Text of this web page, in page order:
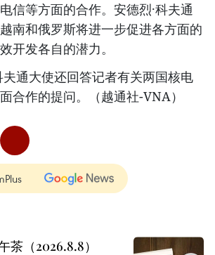
信等方面的合作。安德烈·科夫通
南和俄罗斯将进一步促进各方面的
开发各自的潜力。
夫通大使还回答记者有关两国核电
合作的提问。（越通社-VNA）
茶（2026.8.8）